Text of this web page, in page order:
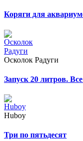
Коряги для
Осколок Радуги
Запуск 20 литров.
Huboy
Три по пятьдесят